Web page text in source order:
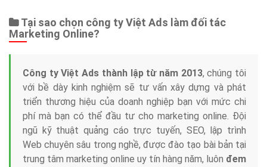
Tại sao chọn công ty Việt Ads làm đối tác
Marketing Online?
Công ty Việt Ads thành lập từ năm 2013, chúng tôi
với bề dày kinh nghiệm sẽ tư vấn xây dựng và phát
triển thương hiệu của doanh nghiệp bạn với mức chi
phí mà bạn có thể đầu tư cho marketing online. Đội
ngũ kỹ thuật quảng cáo trực tuyến, SEO, lập trình
Web chuyên sâu trong nghề, được đào tạo bài bản tại
trung tâm marketing online uy tín hàng năm, luôn đem